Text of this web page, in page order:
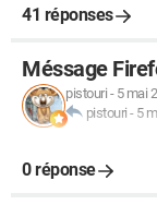
41 réponses
Méssage
pistouri - 5 mai
pistouri - 5
0 réponse